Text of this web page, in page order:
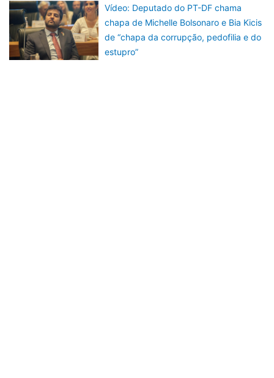
Vídeo: Deputado do PT-DF chama
chapa de Michelle Bolsonaro e Bia Kicis
de “chapa da corrupção, pedofilia e do
estupro”